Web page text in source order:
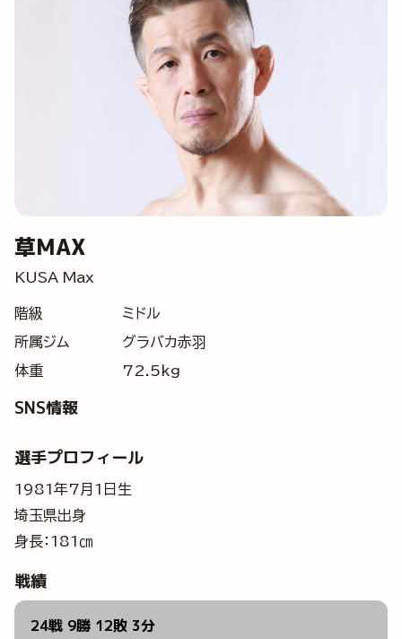
草MAX
KUSA Max
階級
ミドル
所属ジム
グラバカ赤羽
体重
72.5kg
SNS情報
選手プロフィール
1981年7月1日生
埼玉県出身
身長：181㎝
戦績
24戦 9勝 12敗 3分